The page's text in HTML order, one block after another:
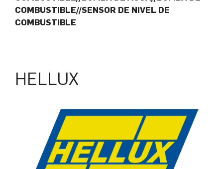
COMBUSTIBLE//SENSOR DE NIVEL DE
COMBUSTIBLE
HELLUX